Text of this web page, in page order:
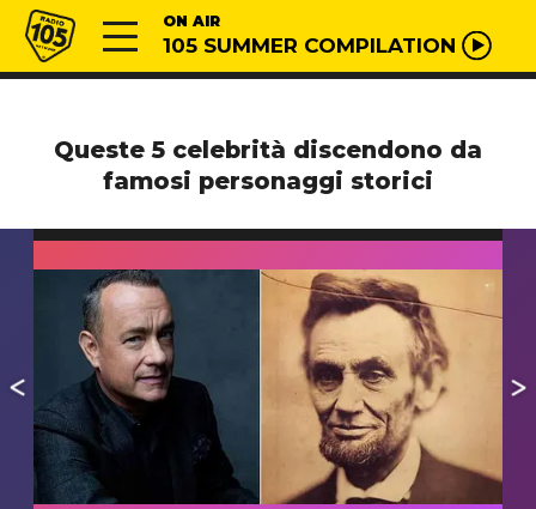
Vai al contenuto
Radio 105 ON AIR
105 SUMMER COMPILATION
Queste 5 celebrità discendono da
famosi personaggi storici